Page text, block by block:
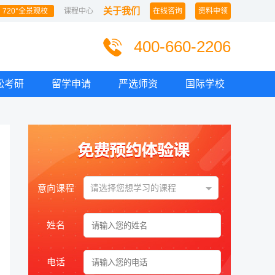
资料申领
在线咨询
关于我们
课程中心
720°全景观校
400-660-2206
考研 留学申请 严选师资 国际学校
意向课程 请选择您想学习的课程
姓名
电话